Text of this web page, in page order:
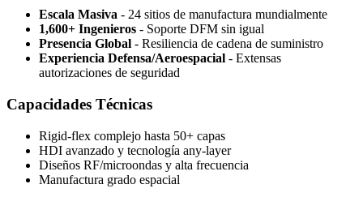
Escala Masiva - 24 sitios de manufactura mundialmente
1,600+ Ingenieros - Soporte DFM sin igual
Presencia Global - Resiliencia de cadena de suministro
Experiencia Defensa/Aeroespacial - Extensas
autorizaciones de seguridad
Capacidades Técnicas
Rigid-flex complejo hasta 50+ capas
HDI avanzado y tecnología any-layer
Diseños RF/microondas y alta frecuencia
Manufactura grado espacial